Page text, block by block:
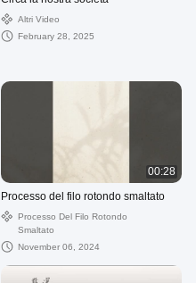
Altri Video
February 28, 2025
00:28
Processo del filo rotondo smaltato
Processo Del Filo Rotondo
Smaltato
November 06, 2024